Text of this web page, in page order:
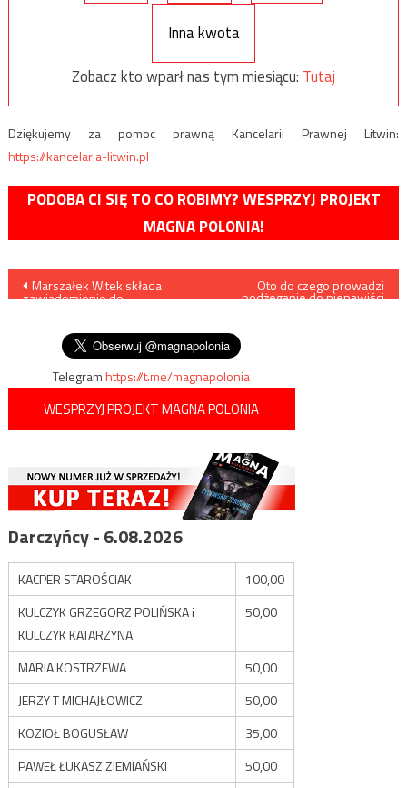
Inna kwota
Zobacz kto wparł nas tym miesiącu: Tutaj
Dziękujemy za pomoc prawną Kancelarii Prawnej Litwin:
https://kancelaria-litwin.pl
PODOBA CI SIĘ TO CO ROBIMY? WESPRZYJ PROJEKT
MAGNA POLONIA!
Nawigacja
Marszałek Witek składa
zawiadomienie do
Oto do czego prowadzi
podżeganie do nienawiści
Telegramhttps://t.me/magnapolonia
WESPRZYJ PROJEKT MAGNA POLONIA
Darczyńcy - 6.08.2026
KACPER STAROŚCIAK
100,00
KULCZYK GRZEGORZ POLIŃSKA i
KULCZYK KATARZYNA
50,00
MARIA KOSTRZEWA
50,00
JERZY T MICHAJŁOWICZ
50,00
KOZIOŁ BOGUSŁAW
35,00
PAWEŁ ŁUKASZ ZIEMIAŃSKI
50,00